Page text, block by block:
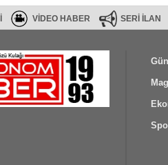
VİDEO HABER SERİ İLAN